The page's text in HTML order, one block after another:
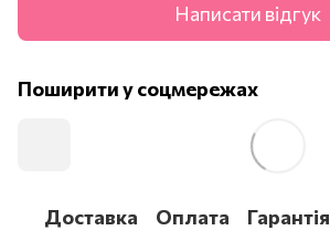
Написати відгук
Поширити у соцмережах
Доставка Оплата Гарантія